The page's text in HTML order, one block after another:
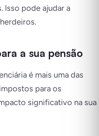
Isso pode ajudar a
a sua pensão
é mais uma das
para os
significativo na sua